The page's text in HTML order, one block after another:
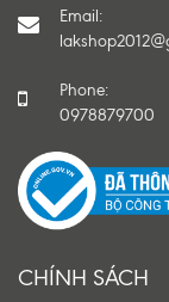
Email:
Phone:
0978879700
CHÍNH SÁCH